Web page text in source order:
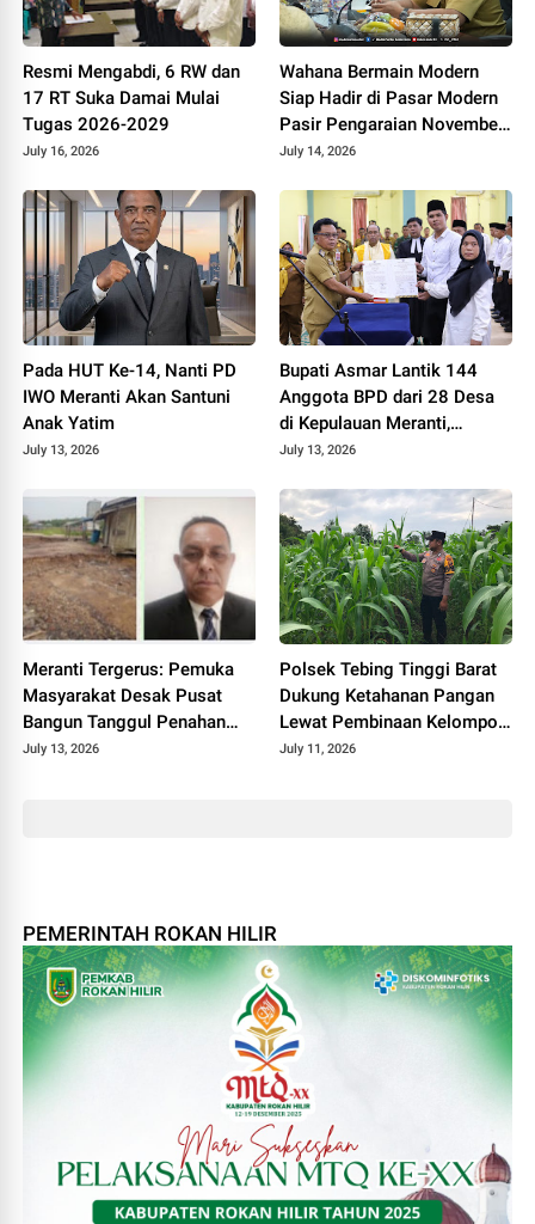
Resmi Mengabdi, 6 RW dan
17 RT Suka Damai Mulai
Tugas 2026-2029
July 16, 2026
Wahana Bermain Modern
Siap Hadir di Pasar Modern
Pasir Pengaraian November
2026
July 14, 2026
Pada HUT Ke-14, Nanti PD
IWO Meranti Akan Santuni
Anak Yatim
July 13, 2026
Bupati Asmar Lantik 144
Anggota BPD dari 28 Desa
di Kepulauan Meranti,
Tekankan Integritas dan
July 13, 2026
Meranti Tergerus: Pemuka
Masyarakat Desak Pusat
Bangun Tanggul Penahan
Gelombang
July 13, 2026
Polsek Tebing Tinggi Barat
Dukung Ketahanan Pangan
Lewat Pembinaan Kelompok
Tani Tunas Harapan Maju
July 11, 2026
PEMERINTAH ROKAN HILIR